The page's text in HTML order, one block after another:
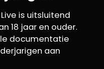
is uitsluitend
18 jaar en ouder.
documentatie
aan